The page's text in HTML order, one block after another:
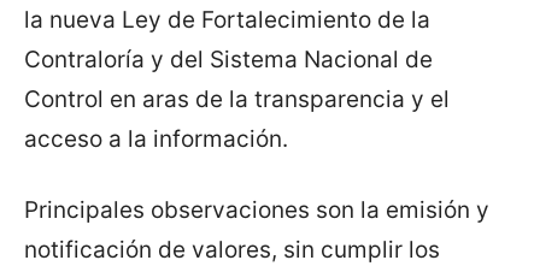
la nueva Ley de Fortalecimiento de la
Contraloría y del Sistema Nacional de
Control en aras de la transparencia y el
acceso a la información.
Principales observaciones son la emisión y
notificación de valores, sin cumplir los